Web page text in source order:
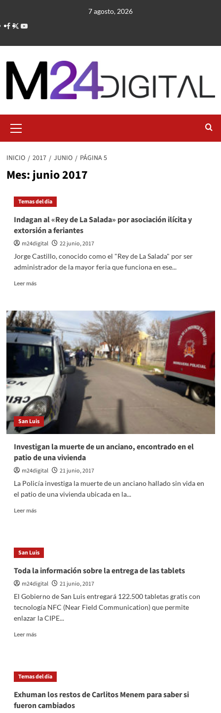
contenido
7 agosto, 2026
primario
INICIO 2017 JUNIO PÁGINA 5
Mes:junio 2017
Temas del dia
Indagan al «Rey de La Salada» por asociación ilícita y
extorsión a feriantes
m24digital
22 junio, 2017
Jorge Castillo, conocido como el "Rey de La Salada" por ser
administrador de la mayor feria que funciona en ese...
Leer másLeer
Indagan
al
«Rey
de
La
Salada»
por
asociación
ilícita
extorsión
a
feriantes
San Luis
Investigan la muerte de un anciano, encontrado en el
patio de una vivienda
m24digital
21 junio, 2017
La Policía investiga la muerte de un anciano hallado sin vida en
el patio de una vivienda ubicada en la...
Leer másLeer
la
muerte
un
anciano,
encontrado
el
patio
San Luis
Toda la información sobre la entrega de las tablets
m24digital
21 junio, 2017
El Gobierno de San Luis entregará 122.500 tabletas gratis con
tecnología NFC (Near Field Communication) que permite
enlazar la CIPE...
Leer másLeer
la
información
la
entrega
Temas del dia
Exhuman los restos de Carlitos Menem para saber si
fueron cambiados